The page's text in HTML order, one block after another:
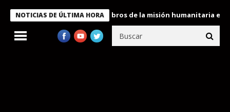
NOTICIAS DE ÚLTIMA HORA
Bukele condecora a miembros de la misión humanitaria